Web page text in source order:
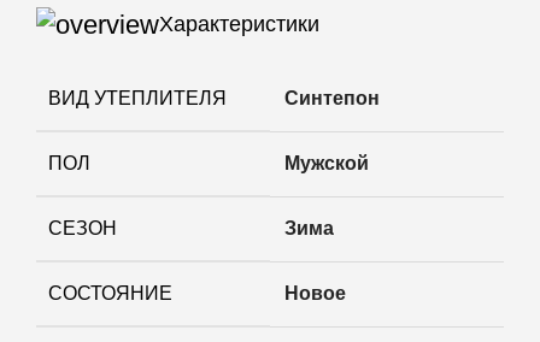
Характеристики
ВИД УТЕПЛИТЕЛЯ Синтепон
ПОЛ Мужской
СЕЗОН Зима
СОСТОЯНИЕ Новое